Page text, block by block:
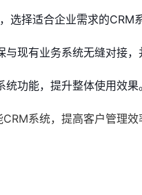
选择适合企业需求的CRM
与现有业务系统无缝对接，
功能，提升整体使用效果。
系统，提高客户管理